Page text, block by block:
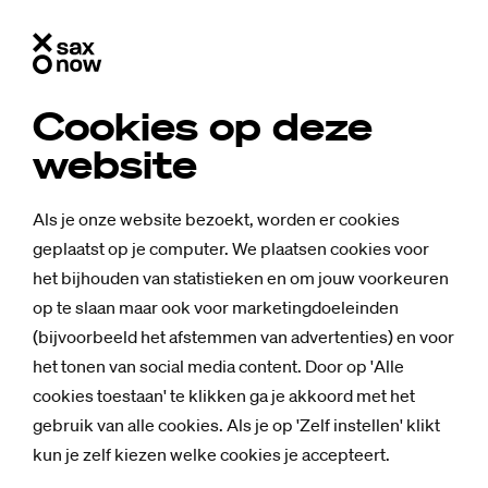
Cookies op deze
website
Als je onze website bezoekt, worden er cookies
geplaatst op je computer. We plaatsen cookies voor
het bijhouden van statistieken en om jouw voorkeuren
op te slaan maar ook voor marketingdoeleinden
(bijvoorbeeld het afstemmen van advertenties) en voor
het tonen van social media content. Door op 'Alle
cookies toestaan' te klikken ga je akkoord met het
gebruik van alle cookies. Als je op 'Zelf instellen' klikt
kun je zelf kiezen welke cookies je accepteert.